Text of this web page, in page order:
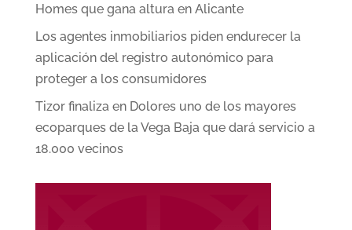
Homes que gana altura en Alicante
Los agentes inmobiliarios piden endurecer la
aplicación del registro autonómico para
proteger a los consumidores
Tizor finaliza en Dolores uno de los mayores
ecoparques de la Vega Baja que dará servicio a
18.000 vecinos